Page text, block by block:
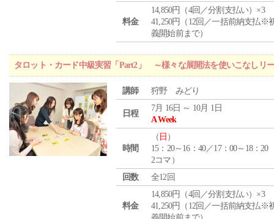
料金
14,850円（4回／分割支払い）×3
41,250円（12回／一括前納支払※
義開始前まで）
タロット・カード中級実習「Part2」 ～様々な展開法を使いこなしリ
講師 狩野 みどり
日程
7月 16日 ～ 10月 1日
A Week
時間
（ 日 ）
15：20～16：40／17：00～18：20
2コマ）
回数
全12回
料金
14,850円（4回／分割支払い）×3
41,250円（12回／一括前納支払※